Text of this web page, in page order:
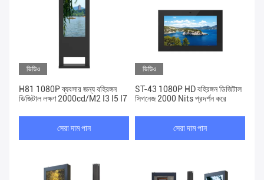
ভিডিও
H81 1080P ব্যবসার জন্য বহিরঙ্গন
ডিজিটাল লক্ষণ 2000cd/M2 I3 I5 I7
সেরা দাম পান
ভিডিও
ST-43 1080P HD বহিরঙ্গন ডিজিটাল
সিগনেজ 2000 Nits প্রদর্শন করে
সেরা দাম পান